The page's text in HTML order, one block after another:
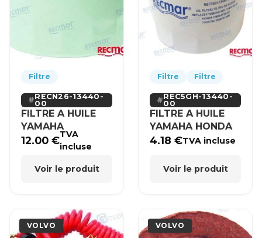
Filtre
RECN26-13440-
00
FILTRE A HUILE
YAMAHA
12.00€TVA
incluse
Voir le produit
Filtre Filtre
REC5GH-13440-
00
FILTRE A HUILE
YAMAHA HONDA
4.18€TVA incluse
Voir le produit
VOLVO VOLVO